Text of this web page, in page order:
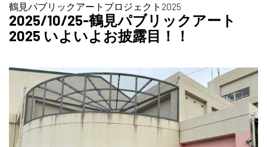
鶴見パブリックアートプロジェクト2025
2025/10/25-鶴見パブリックアート
2025 いよいよお披露目！！